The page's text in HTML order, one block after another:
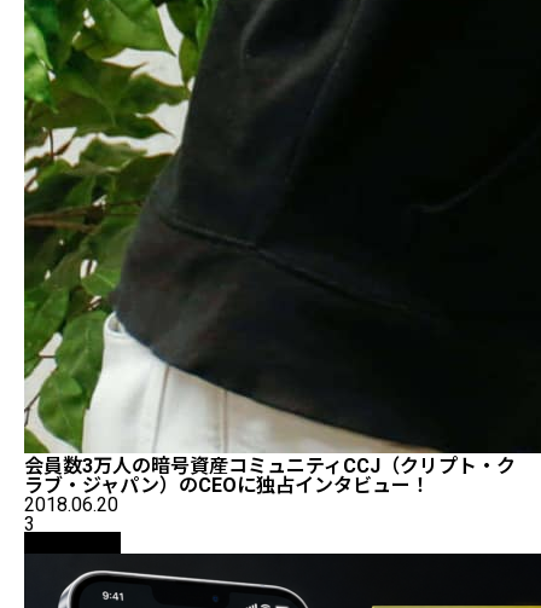
会員数3万人の暗号資産コミュニティCCJ（クリプト・ク
ラブ・ジャパン）のCEOに独占インタビュー！
2018.06.20
3